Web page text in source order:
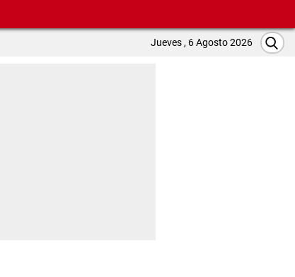
Jueves , 6 Agosto 2026